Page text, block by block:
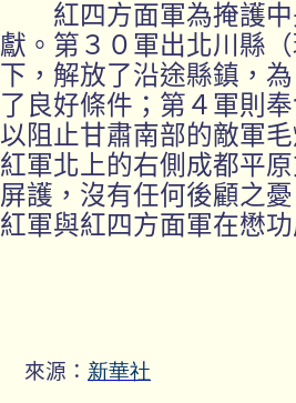
紅四方面軍為掩護中
獻。第３０軍出北川縣
下，解放了沿途縣鎮，
了良好條件；第４軍則
以阻止甘肅南部的敵軍
紅軍北上的右側成都平
屏護，沒有任何後顧之
紅軍與紅四方面軍在懋
來源： 新華社